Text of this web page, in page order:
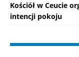
Kościół w Ceucie
intencji pokoju